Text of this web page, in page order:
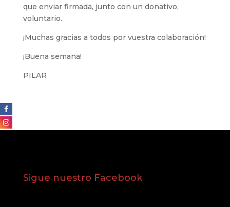
que enviar firmada, junto con un donativo,
voluntario.
¡Muchas gracias a todos por vuestra colaboración!
¡Buena semana!
PILAR
Sigue nuestro Facebook